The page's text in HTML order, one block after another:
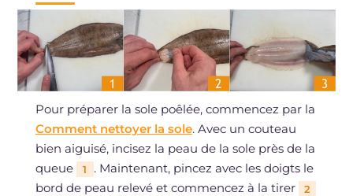
Pour préparer la sole poêlée, commencez par la
Comment nettoyer la sole. Avec un couteau
bien aiguisé, incisez la peau de la sole près de la
queue
1
. Maintenant, pincez avec les doigts le
bord de peau relevé et commencez à la tirer
2